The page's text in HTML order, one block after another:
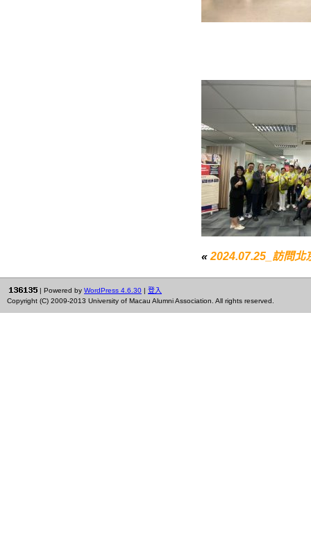
« 2024.07.25_訪問北
| Powered by WordPress 4.6.30 | 登入
Copyright (C) 2009-2013 University of Macau Alumni Association. All rights reserved.